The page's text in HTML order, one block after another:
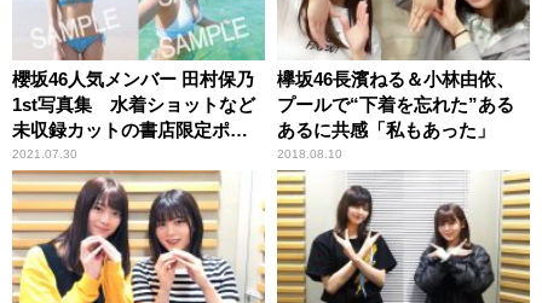
櫻坂46人気メンバー 田村保乃
1st写真集 水着ショットなど
未収録カットの書店限定ポス
トカード10種解禁
2021.07.30
欅坂46長濱ねる＆小林由依、
プールで“下着を忘れた”ある
あるに共感「私もあった」
2018.08.10